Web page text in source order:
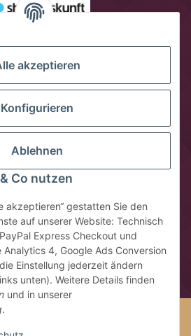
akzeptieren
Konfigurieren
Ablehnen
Co nutzen
akzeptieren“ gestatten Sie den
auf unserer Website: Technisch
Express Checkout und
Analytics 4, Google Ads Conversion
Einstellung jederzeit ändern
unten). Weitere Details finden
und in unserer
.
USt., zzgl.Versandkosten
Deutschlands, Lieferzeiten für
Sie bitte der Schaltfläche mit den
(Tracking aktiv)